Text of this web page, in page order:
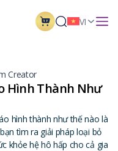
VI
Creator
Hình Thành Như
hình thành như thế nào là
tìm ra giải pháp loại bỏ
khỏe hệ hô hấp cho cả gia